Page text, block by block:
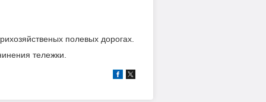
полевых дорогах.
тележки.